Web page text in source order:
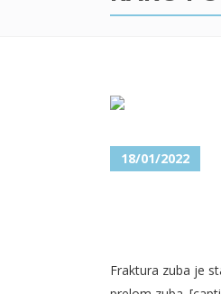
18/01/2022
Fraktura zuba je